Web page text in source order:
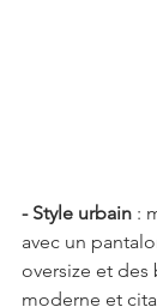
- Style urbain :
avec un
oversize et
moderne et